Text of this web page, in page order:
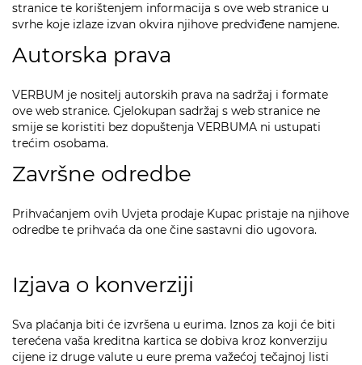
stranice te korištenjem informacija s ove web stranice u
svrhe koje izlaze izvan okvira njihove predviđene namjene.
Autorska prava
VERBUM je nositelj autorskih prava na sadržaj i formate
ove web stranice. Cjelokupan sadržaj s web stranice ne
smije se koristiti bez dopuštenja VERBUMA ni ustupati
trećim osobama.
Završne odredbe
Prihvaćanjem ovih Uvjeta prodaje Kupac pristaje na njihove
odredbe te prihvaća da one čine sastavni dio ugovora.
Izjava o konverziji
Sva plaćanja biti će izvršena u eurima. Iznos za koji će biti
terećena vaša kreditna kartica se dobiva kroz konverziju
cijene iz druge valute u eure prema važećoj tečajnoj listi